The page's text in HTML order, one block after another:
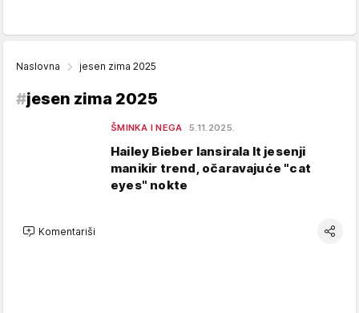
Naslovna jesen zima 2025
#jesen zima 2025
ŠMINKA I NEGA 5.11.2025.
Hailey Bieber lansirala It jesenji
manikir trend, očaravajuće "cat
eyes" nokte
Komentariši